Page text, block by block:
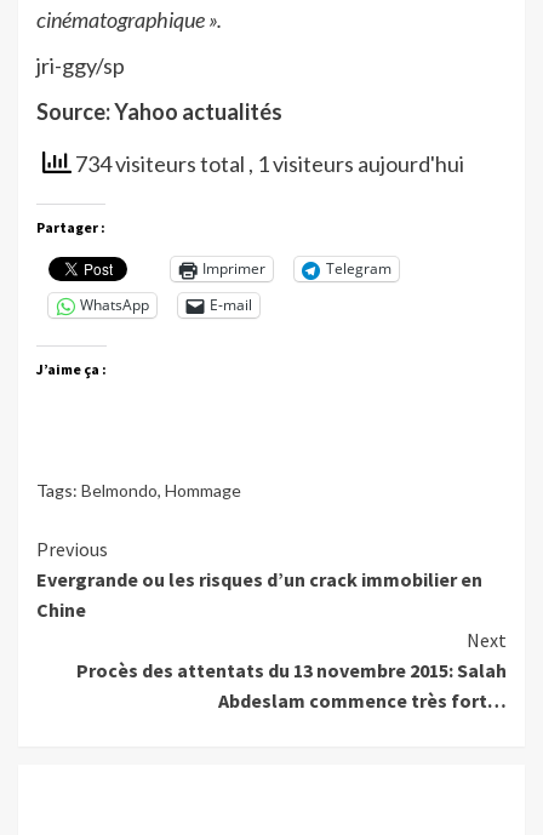
cinématographique ».
jri-ggy/sp
Source: Yahoo actualités
734 visiteurs total , 1 visiteurs aujourd'hui
Partager :
Imprimer
Telegram
WhatsApp
E-mail
J’aime ça :
Tags: Belmondo, Hommage
Continue
Reading
Previous
Evergrande ou les risques d’un crack immobilier en
Chine
Next
Procès des attentats du 13 novembre 2015: Salah
Abdeslam commence très fort…